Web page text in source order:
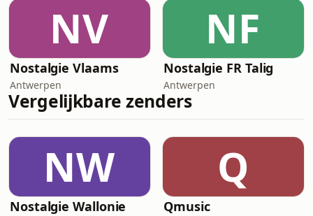
NV
Nostalgie Vlaams
Antwerpen
NF
Nostalgie FR Talig
Antwerpen
Vergelijkbare zenders
NW
Nostalgie Wallonie
Q
Qmusic